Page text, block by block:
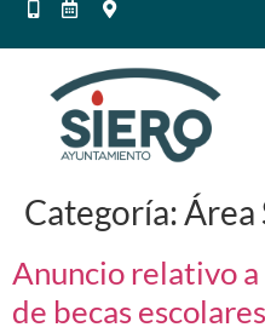
Categoría:Área
Anuncio relativo
de becas